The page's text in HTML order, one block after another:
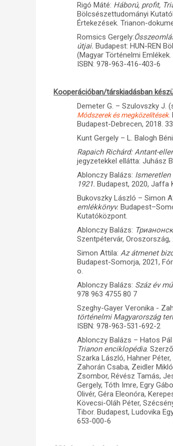
Rigó Máté: Háború, profit,
Bölcsészettudományi
Értekezések. Trianon-
Romsics Gergely:
útjai. Budapest: HUN-REN
(Magyar Történelmi
ISBN: 978-963-416-403-6
Kooperációban/társkiadásban
Demeter G. – Szulovszky J.
Módszerek és megközelítések.
Budapest-Debrecen, 2018.
Kunt Gergely – L. Balogh
Rapaich Richárd: Antant-
jegyzetekkel ellátta: Juhász
Ablonczy Balázs: Ismeretlen
1921.Budapest, 2020, Jaffa
Bukovszky László – Simon
emlékkönyv.
Kutatóközpont.
Ablonczy Balázs:
Szentpétervár,
Simon Attila:Az átmenet
Budapest-Somorja, 2021,
o.
Ablonczy Balázs: Száz év
978 963 4755 80 7
Szeghy-Gayer Veronika -
történelmi Magyarország
ISBN: 978-963-531-692-2
Ablonczy Balázs – Hatos
Trianon enciklopédia.
Szarka László, Hahner
Zahorán Csaba, Zeidler
Zsombor, Révész Tamás,
Gergely, Tóth Imre, Egry
Olivér, Géra Eleonóra,
Kövecsi-Oláh Péter,
Tibor. Budapest, Ludovika
653-000-6